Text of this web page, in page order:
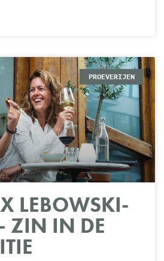
PROEVERIJEN
LEBOWSKI-
ZIN IN DE